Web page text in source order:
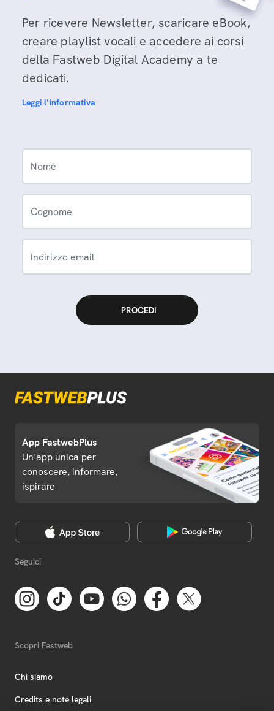
Per ricevere Newsletter, scaricare eBook,
creare playlist vocali e accedere ai corsi
della Fastweb Digital Academy a te
dedicati.
Leggi l'informativa
Nome
Cognome
Indirizzo email
App FastwebPlus
Un'app unica per
conoscere, informare,
ispirare
Seguici
Scopri Fastweb
Chi siamo
Credits e note legali